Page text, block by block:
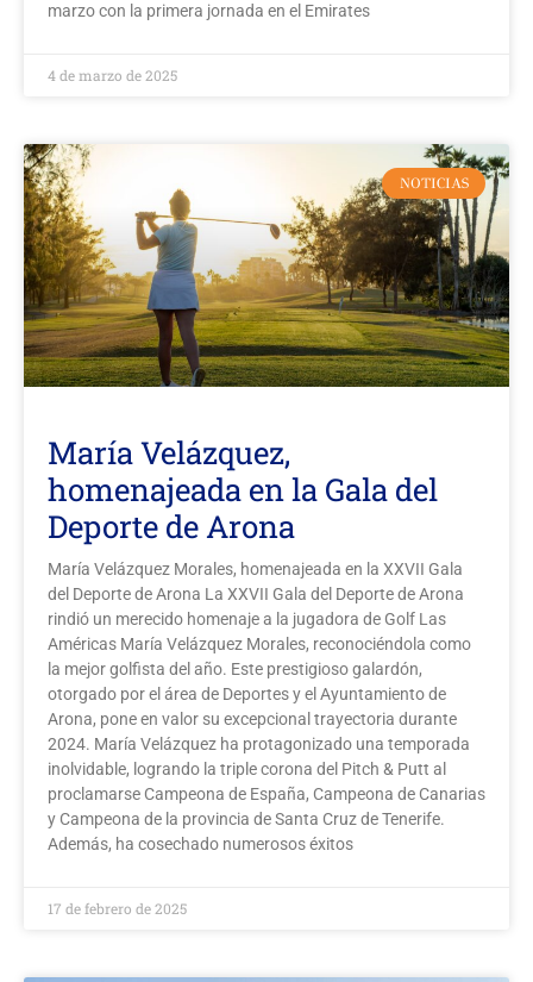
marzo con la primera jornada en el Emirates
4 de marzo de 2025
NOTICIAS
María Velázquez,
homenajeada en la Gala del
Deporte de Arona
María Velázquez Morales, homenajeada en la XXVII Gala
del Deporte de Arona La XXVII Gala del Deporte de Arona
rindió un merecido homenaje a la jugadora de Golf Las
Américas María Velázquez Morales, reconociéndola como
la mejor golfista del año. Este prestigioso galardón,
otorgado por el área de Deportes y el Ayuntamiento de
Arona, pone en valor su excepcional trayectoria durante
2024. María Velázquez ha protagonizado una temporada
inolvidable, logrando la triple corona del Pitch & Putt al
proclamarse Campeona de España, Campeona de Canarias
y Campeona de la provincia de Santa Cruz de Tenerife.
Además, ha cosechado numerosos éxitos
17 de febrero de 2025